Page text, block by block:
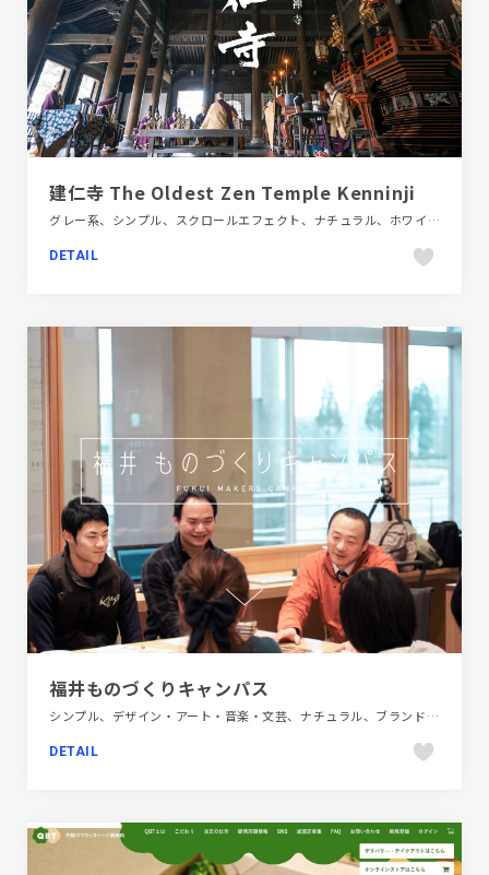
建仁寺 The Oldest Zen Temple Kenninji
グレー系、シンプル、スクロールエフェクト、ナチュラル、ホワイト系、モーション多め、大きめ写真、施設・店舗サイト、旅行・ホテル・観光、日本テイスト
DETAIL
福井ものづくりキャンパス
シンプル、デザイン・アート・音楽・文芸、ナチュラル、ブランド・サービスサイト、ホワイト系、商業施設・レジャー、地域・団体・活動、教育・学校、施設・店舗サイト、第一次産業・SDGs・地方創生
DETAIL